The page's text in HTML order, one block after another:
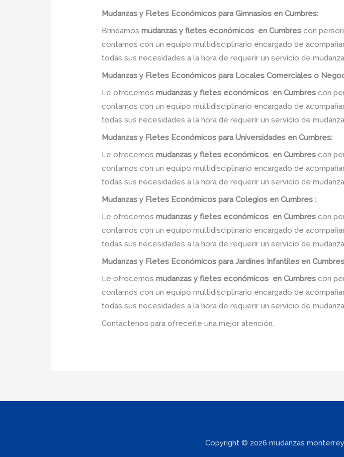
Mudanzas y Fletes Económicos para Gimnasios en Cumbres:
Brindamosmudanzas y fletes económicos en Cumbres con
contamos con un equipo multidisciplinario encargado de
todas sus necesidades a la hora de requerir un servicio de
Mudanzas y Fletes Económicos para Locales Comerciales o
Le ofrecemosmudanzas y fletes económicos en Cumbres con
contamos con un equipo multidisciplinario encargado de
todas sus necesidades a la hora de requerir un servicio de
Mudanzas y Fletes Económicos para Universidades en Cumbres:
Le ofrecemosmudanzas y fletes económicos en Cumbres con
contamos con un equipo multidisciplinario encargado de
todas sus necesidades a la hora de requerir un servicio de
Mudanzas y Fletes Económicos para Colegios en Cumbres :
Le ofrecemosmudanzas y fletes económicos en Cumbres con
contamos con un equipo multidisciplinario encargado de
todas sus necesidades a la hora de requerir un servicio de
Mudanzas y Fletes Económicos para Jardines Infantiles en
Le ofrecemosmudanzas y fletes económicos en Cumbres con
contamos con un equipo multidisciplinario encargado de
todas sus necesidades a la hora de requerir un servicio de
Contáctenos para ofrecerle una mejor atención.
Copyright © 2026 mudanzas